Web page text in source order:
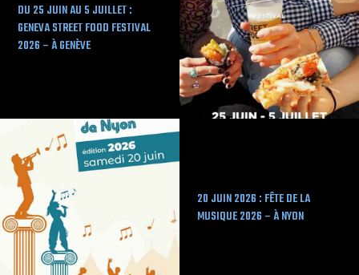
DU 25 JUIN AU 5 JUILLET :
GENEVA STREET FOOD FESTIVAL
2026 – À GENÈVE
20 JUIN 2026 : FÊTE DE LA
MUSIQUE 2026 – À NYON